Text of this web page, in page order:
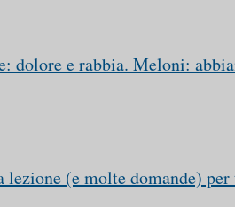
dolore e rabbia. Meloni:
(e molte domande)